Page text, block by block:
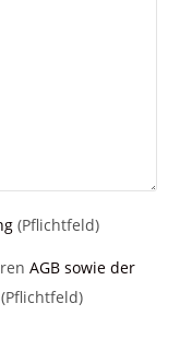
(Pflichtfeld)
AGB sowie der